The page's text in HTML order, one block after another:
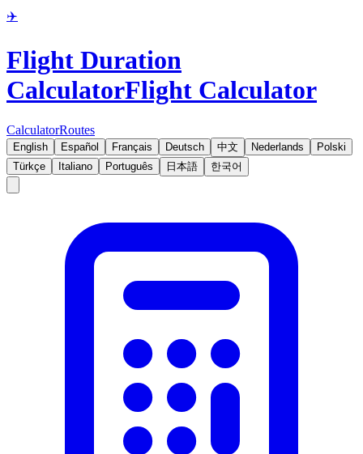
✈️
Flight Duration
CalculatorFlight Calculator
CalculatorRoutes
English Español Français Deutsch 中文 Nederlands
Polski
Türkçe
Italiano Português 日本語 한국어